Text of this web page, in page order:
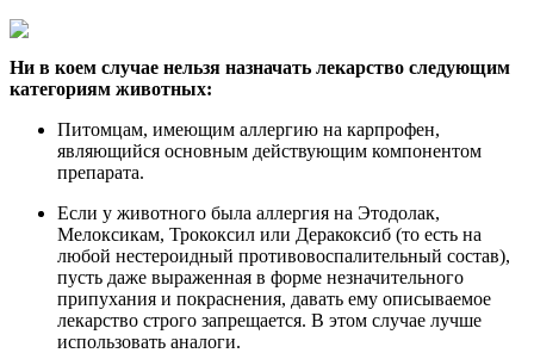
Ни в коем случае нельзя назначать лекарство следующим
категориям животных:
Питомцам, имеющим аллергию на карпрофен,
являющийся основным действующим компонентом
препарата.
Если у животного была аллергия на Этодолак,
Мелоксикам, Трококсил или Деракоксиб (то есть на
любой нестероидный противовоспалительный состав),
пусть даже выраженная в форме незначительного
припухания и покраснения, давать ему описываемое
лекарство строго запрещается. В этом случае лучше
использовать аналоги.